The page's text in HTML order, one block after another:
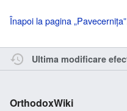
Înapoi la pagina
Ultima modificare
OrthodoxWiki